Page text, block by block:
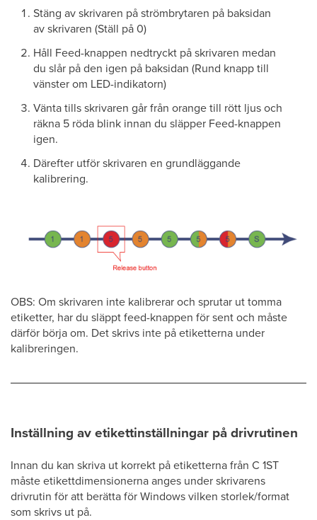
Stäng av skrivaren på strömbrytaren på baksidan
av skrivaren (Ställ på 0)
Håll Feed-knappen nedtryckt på skrivaren medan
du slår på den igen på baksidan (Rund knapp till
vänster om LED-indikatorn)
Vänta tills skrivaren går från orange till rött ljus och
räkna 5 röda blink innan du släpper Feed-knappen
igen.
Därefter utför skrivaren en grundläggande
kalibrering.
OBS: Om skrivaren inte kalibrerar och sprutar ut tomma
etiketter, har du släppt feed-knappen för sent och måste
därför börja om. Det skrivs inte på etiketterna under
kalibreringen.
Inställning av etikettinställningar på drivrutinen
Innan du kan skriva ut korrekt på etiketterna från C 1ST
måste etikettdimensionerna anges under skrivarens
drivrutin för att berätta för Windows vilken storlek/format
som skrivs ut på.